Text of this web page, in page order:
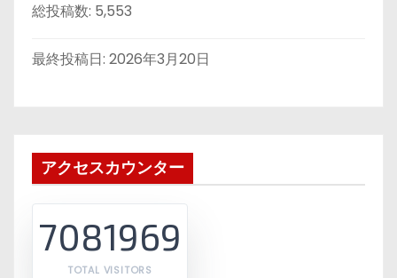
総投稿数: 5,553
最終投稿日: 2026年3月20日
アクセスカウンター
7081969
TOTAL VISITORS